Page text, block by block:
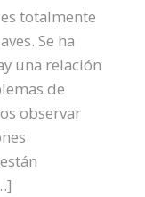
totalmente
Se ha
una relación
de
observar